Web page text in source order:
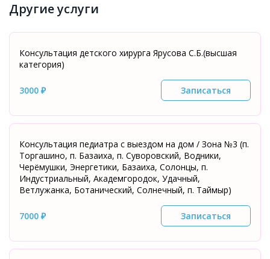
Другие услуги
Консультация детского хирурга Ярусова С.Б.(высшая
категория)
3000 ₽ Записаться
Консультация педиатра с выездом на дом / Зона №3 (п.
Торгашино, п. Базаиха, п. Суворовский, Водники,
Черёмушки, Энергетики, Базаиха, Солонцы, п.
Индустриальный, Академгородок, Удачный,
Ветлужанка, Ботанический, Солнечный, п. Таймыр)
7000 ₽ Записаться